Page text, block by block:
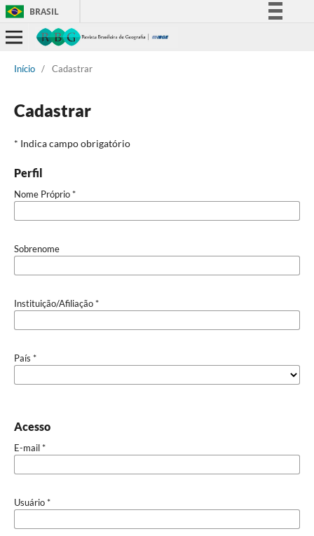
BRASIL
Início / Cadastrar
Cadastrar
* Indica campo obrigatório
Perfil
Nome Próprio*
Sobrenome
Instituição/Afiliação*
País *
Acesso
E-mail*
Usuário*